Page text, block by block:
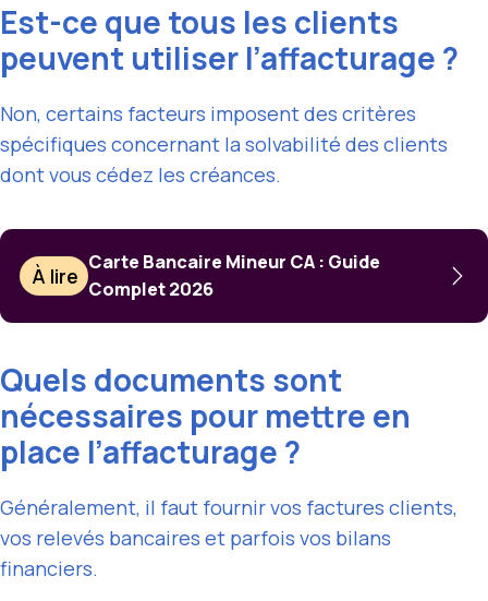
Est-ce que tous les clients
peuvent utiliser l’affacturage ?
Non, certains facteurs imposent des critères
spécifiques concernant la solvabilité des clients
dont vous cédez les créances.
À lire
Carte Bancaire Mineur CA : Guide
Complet 2026
Quels documents sont
nécessaires pour mettre en
place l’affacturage ?
Généralement, il faut fournir vos factures clients,
vos relevés bancaires et parfois vos bilans
financiers.